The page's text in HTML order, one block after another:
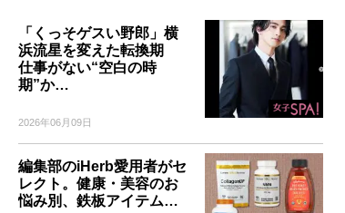
「くっそゲスい野郎」横
浜流星を変えた転換期
仕事がない“空白の時
期”か…
2026年06月09日
編集部のiHerb愛用者がセ
レクト。健康・美容のお
悩み別、鉄板アイテム…